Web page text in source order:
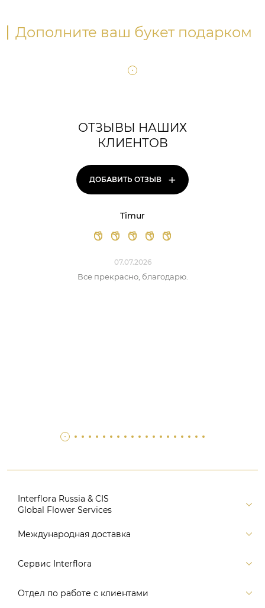
Дополните ваш букет подарком
ОТЗЫВЫ НАШИХ
КЛИЕНТОВ
ДОБАВИТЬ ОТЗЫВ +
Timur
07.07.2026
Все прекрасно, благодарю.
Interflora Russia & CIS
Global Flower Services
Версия для печати
Поиск
Международная доставка
Россия
Европа
Сервис Interflora
Заказ и оплата
Отдел по работе с клиентами